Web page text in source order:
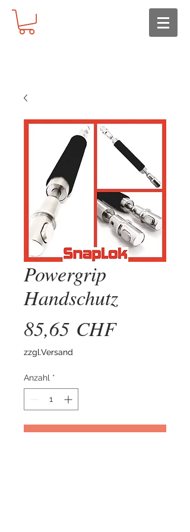
Powergrip
Handschutz
85,65 CHFPreis
zzgl.Versand
Anzahl *
In den Warenkorb